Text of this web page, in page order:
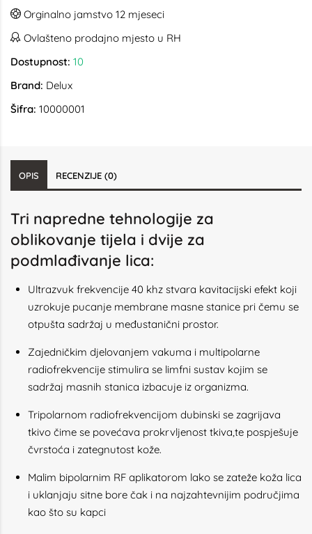
Orginalno jamstvo 12 mjeseci
Ovlašteno prodajno mjesto u RH
Dostupnost: 10
Brand: Delux
Šifra: 10000001
OPIS RECENZIJE (0)
Tri napredne tehnologije za
oblikovanje tijela i dvije za
podmlađivanje lica:
Ultrazvuk frekvencije 40 khz stvara kavitacijski efekt koji
uzrokuje pucanje membrane masne stanice pri čemu se
otpušta sadržaj u međustanični prostor.
Zajedničkim djelovanjem vakuma i multipolarne
radiofrekvencije stimulira se limfni sustav kojim se
sadržaj masnih stanica izbacuje iz organizma.
Tripolarnom radiofrekvencijom dubinski se zagrijava
tkivo čime se povećava prokrvljenost tkiva,te pospješuje
čvrstoća i zategnutost kože.
Malim bipolarnim RF aplikatorom lako se zateže koža lica
i uklanjaju sitne bore čak i na najzahtevnijim područjima
kao što su kapci